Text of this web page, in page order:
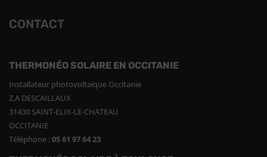
CONTACT
THERMONÉO SOLAIRE EN OCCITANIE
Installateur photovoltaïque Occitanie
Z.A DESCAILLAUX
31430 SAINT-ELIX-LE-CHATEAU
OCCITANIE
Téléphone :05 61 97 64 23